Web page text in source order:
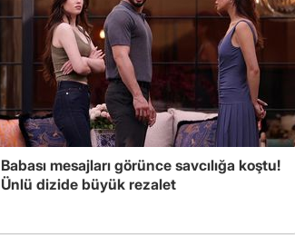
Babası mesajları görünce savcılığa koştu!
Ünlü dizide büyük rezalet